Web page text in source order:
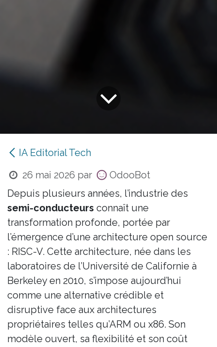
IA Editorial Tech
26 mai 2026 par
OdooBot
Depuis plusieurs années, l’industrie des
semi-conducteurs connaît une
transformation profonde, portée par
l’émergence d’une architecture open source
: RISC-V. Cette architecture, née dans les
laboratoires de l’Université de Californie à
Berkeley en 2010, s’impose aujourd’hui
comme une alternative crédible et
disruptive face aux architectures
propriétaires telles qu’ARM ou x86. Son
modèle ouvert, sa flexibilité et son coût